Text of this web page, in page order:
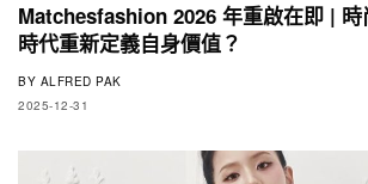
Matchesfashion 2026 年重啟在即 |
時代重新定義自身價值？
BY ALFRED PAK
2025-12-31